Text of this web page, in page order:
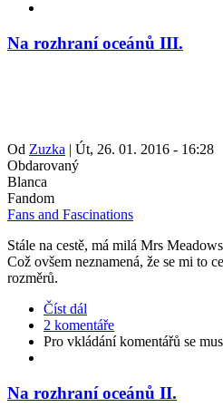
Na rozhraní oceánů III.
Od Zuzka | Út, 26. 01. 2016 - 16:28
Obdarovaný
Blanca
Fandom
Fans and Fascinations
Stále na cestě, má milá Mrs
Což ovšem neznamená, že se mi to
rozměrů.
Číst dál
2 komentáře
Pro vkládání komentářů se
Na rozhraní oceánů II.